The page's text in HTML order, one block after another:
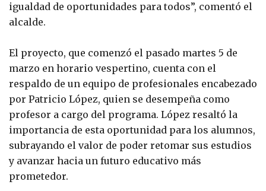
igualdad de oportunidades para todos”, comentó el
alcalde.
El proyecto, que comenzó el pasado martes 5 de
marzo en horario vespertino, cuenta con el
respaldo de un equipo de profesionales encabezado
por Patricio López, quien se desempeña como
profesor a cargo del programa. López resaltó la
importancia de esta oportunidad para los alumnos,
subrayando el valor de poder retomar sus estudios
y avanzar hacia un futuro educativo más
prometedor.